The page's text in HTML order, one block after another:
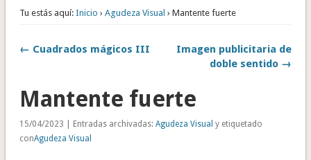
Tu estás aquí: Inicio › Agudeza Visual › Mantente fuerte
← Cuadrados mágicos III
Imagen publicitaria de
doble sentido →
Mantente fuerte
15/04/2023 | Entradas archivadas: Agudeza Visual y etiquetado
conAgudeza Visual